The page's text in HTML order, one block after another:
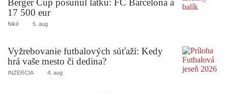
Berger Cup posunul latku: FC Barcelona a
17 500 eur
Niké 5. aug
Vyžrebovanie futbalových súťaží: Kedy
hrá vaše mesto či dedina?
INZERCIA 4. aug